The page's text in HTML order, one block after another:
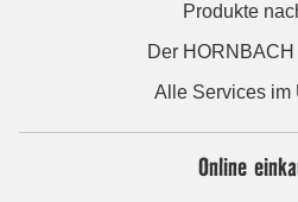
Produkte
Der
Alle Services im
Online